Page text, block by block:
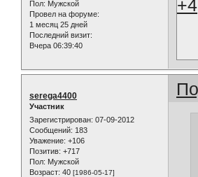
Пол: Мужской
Провел на форуме:
1 месяц 25 дней
Последний визит:
Вчера 06:39:40
+4
serega4400
Участник
Зарегистрирован: 07-09-2012
Сообщений: 183
Уважение: +106
Позитив: +717
Пол: Мужской
Возраст: 40 [1986-05-17]